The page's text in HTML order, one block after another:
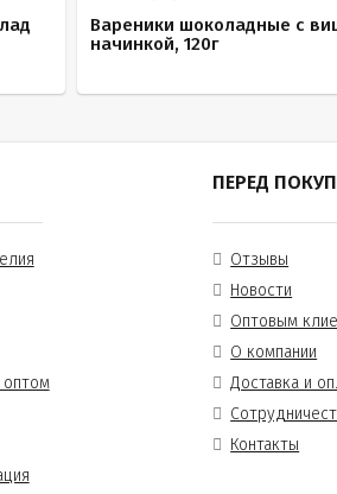
Вареники шоколадные с
начинкой, 120г
оптом
ПЕРЕД
Отзывы
Новости
Оптовым
О компании
Доставка и
Контакты